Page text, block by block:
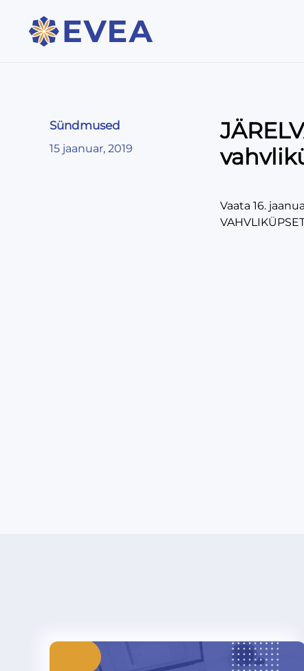
Sündmused
15 jaanuar, 2019
Vaata 16.